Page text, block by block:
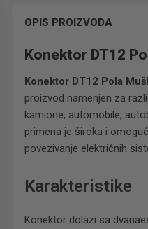
OPIS PROIZVODA
Konektor DT12
Konektor DT12 Pola
proizvod namenjen za
kamione, automobile,
primena je široka i
povezivanje električnih
Karakteristike
Konektor dolazi sa